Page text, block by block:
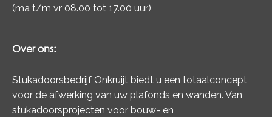
(ma t/m vr 08.00 tot 17.00 uur)
Over ons:
Stukadoorsbedrijf Onkruijt biedt u een totaalconcept
voor de afwerking van uw plafonds en wanden. Van
stukadoorsprojecten voor bouw- en